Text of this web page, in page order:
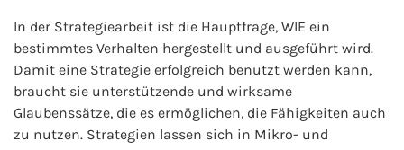
In der Strategiearbeit ist die Hauptfrage, WIE ein
bestimmtes Verhalten hergestellt und ausgeführt wird.
Damit eine Strategie erfolgreich benutzt werden kann,
braucht sie unterstützende und wirksame
Glaubenssätze, die es ermöglichen, die Fähigkeiten auch
zu nutzen. Strategien lassen sich in Mikro- und